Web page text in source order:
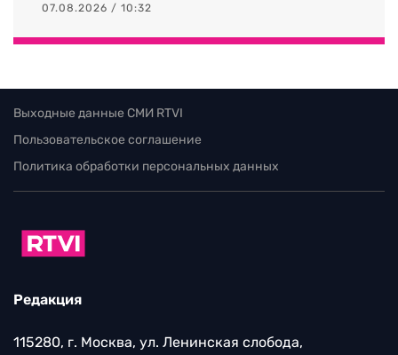
07.08.2026 / 10:32
Выходные данные СМИ RTVI
Пользовательское соглашение
Политика обработки персональных данных
Редакция
115280, г. Москва, ул. Ленинская слобода,